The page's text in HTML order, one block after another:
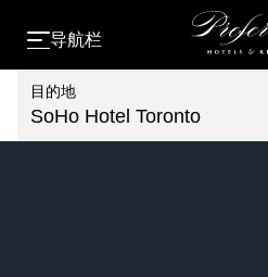
导航栏
目的地
SoHo Hotel Toronto